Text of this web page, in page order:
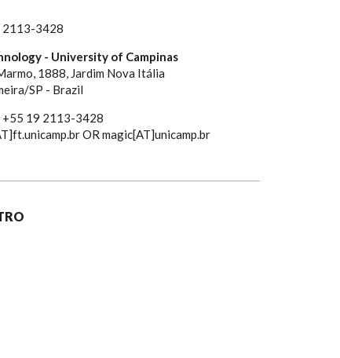
2113-3428
- University of Campinas
1888, Jardim Nova Itália
SP - Brazil
+55 19 2113-3428
OR magic[AT]unicamp.br